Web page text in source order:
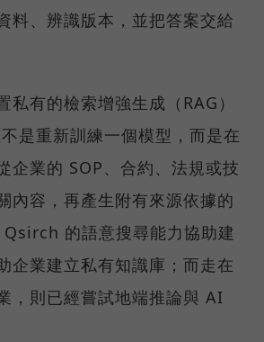
料、辨識版本，並把答案交給
私有的檢索增強生成（RAG）
是重新訓練一個模型，而是在
企業的 SOP、合約、法規或技
內容，再產生附有來源依據的
的語意搜尋能力協助建
企業建立私有知識庫；而走在
，則已經嘗試地端推論與 AI